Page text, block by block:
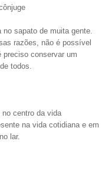
sapato de muita gente.
razões, não é possível
conservar um
todos.
centro da vida
na vida cotidiana e em
lar.